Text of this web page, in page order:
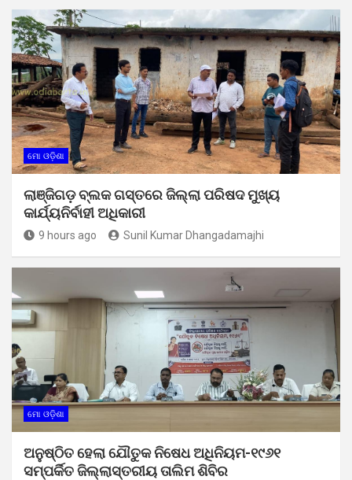
ମୋ ଓଡ଼ିଶା
ଲାଞ୍ଜିଗଡ଼ ବ୍ଲକ ଗସ୍ତରେ ଜିଲ୍ଲା ପରିଷଦ ମୁଖ୍ୟ
କାର୍ଯ୍ୟନିର୍ବାହୀ ଅଧିକାରୀ
9 hours ago Sunil Kumar Dhangadamajhi
ମୋ ଓଡ଼ିଶା
ଅନୁଷ୍ଠିତ ହେଲା ଯୌତୁକ ନିଷେଧ ଅଧିନିୟମ-୧୯୬୧
ସମ୍ପର୍କିତ ଜିଲ୍ଲାସ୍ତରୀୟ ତାଲିମ ଶିବିର